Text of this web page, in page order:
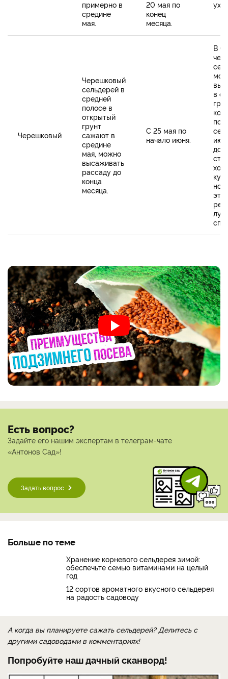
примерно в
средине
мая.
20 мая по
конец
месяца.
Черешковый
Черешковый
сельдерей в
средней
полосе в
открытый
грунт
сажают в
средине
мая, можно
высаживать
рассаду до
конца
месяца.
С 25 мая по
начало июня.
В
в
по
но
Есть вопрос?
Задайте его нашим экспертам в телеграм-чате
«Антонов Сад»!
Задать вопрос
Больше по теме
Хранение корневого сельдерея зимой:
обеспечьте семью витаминами на целый
год
12 сортов ароматного вкусного сельдерея
на радость садоводу
А когда вы планируете сажать сельдерей? Делитесь с
другими садоводами в комментариях!
Попробуйте наш дачный сканворд!